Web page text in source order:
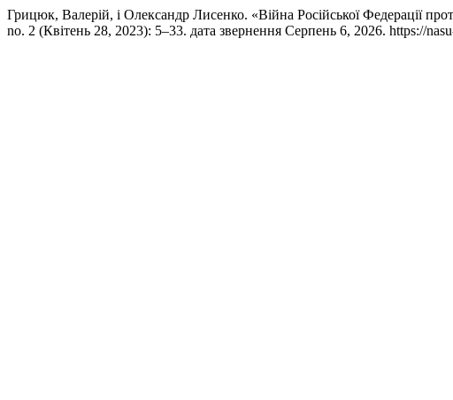
Грицюк, Валерій, і Олександр Лисенко. «Війна Російської Федерації
no. 2 (Квітень 28, 2023): 5–33. дата звернення Серпень 6, 2026. https://